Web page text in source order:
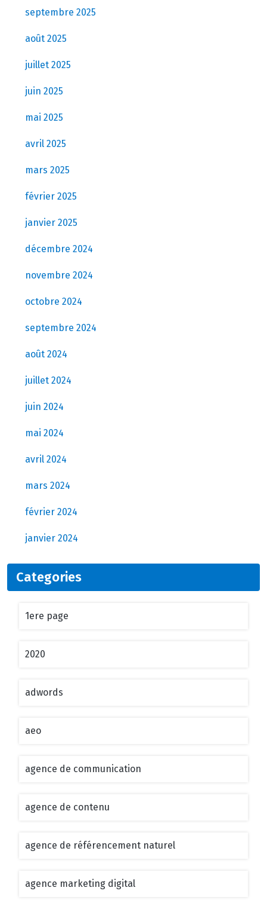
septembre 2025
août 2025
juillet 2025
juin 2025
mai 2025
avril 2025
mars 2025
février 2025
janvier 2025
décembre 2024
novembre 2024
octobre 2024
septembre 2024
août 2024
juillet 2024
juin 2024
mai 2024
avril 2024
mars 2024
février 2024
janvier 2024
Categories
1ere page
2020
adwords
aeo
agence de communication
agence de contenu
agence de référencement naturel
agence marketing digital